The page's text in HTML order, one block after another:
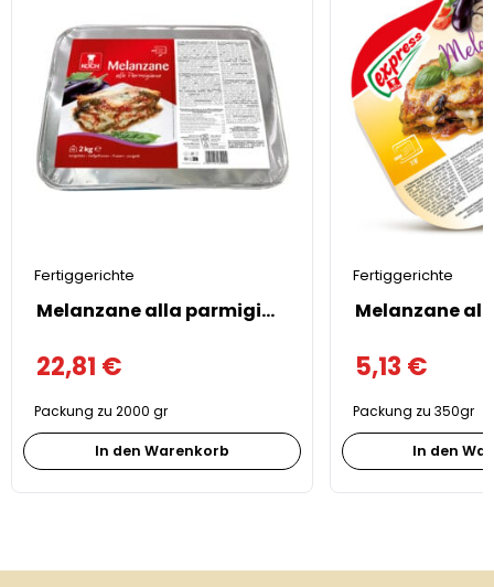
Fertiggerichte
Melanzane alla parmigiana 2kg
22,81 €
Packung zu 2000 gr
In den Warenkorb
Fertiggerichte
5,13 €
Packung zu 350gr
In den